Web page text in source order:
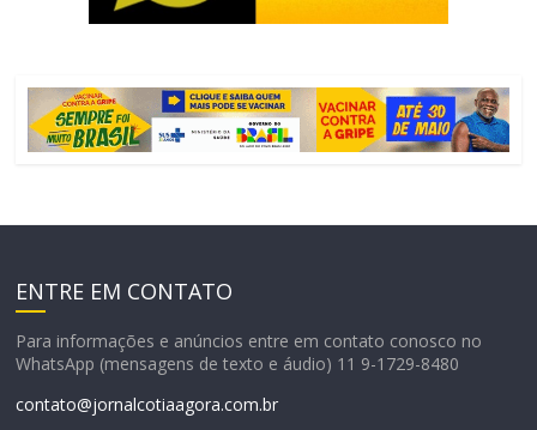
ENTRE EM CONTATO
Para informações e anúncios entre em contato conosco no
WhatsApp (mensagens de texto e áudio) 11 9-1729-8480
contato@jornalcotiaagora.com.br